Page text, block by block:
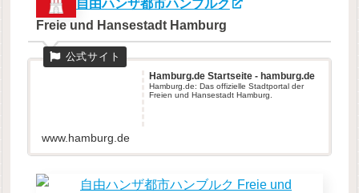
自由ハンザ都市ハンブルク
Freie und Hansestadt Hamburg
Hamburg.de Startseite - hamburg.de
Hamburg.de: Das offizielle Stadtportal der
Freien und Hansestadt Hamburg.
www.hamburg.de